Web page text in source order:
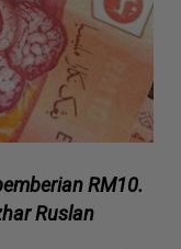
RM10.
Ruslan